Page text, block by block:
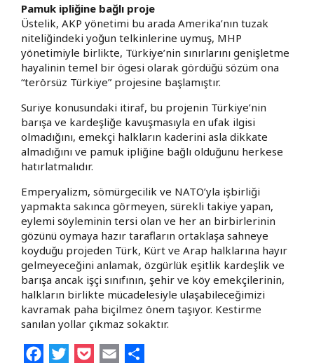
Pamuk ipliğine bağlı proje
Üstelik, AKP yönetimi bu arada Amerika’nın tuzak
niteliğindeki yoğun telkinlerine uymuş, MHP
yönetimiyle birlikte, Türkiye’nin sınırlarını genişletme
hayalinin temel bir ögesi olarak gördüğü sözüm ona
“terörsüz Türkiye” projesine başlamıştır.
Suriye konusundaki itiraf, bu projenin Türkiye’nin
barışa ve kardeşliğe kavuşmasıyla en ufak ilgisi
olmadığını, emekçi halkların kaderini asla dikkate
almadığını ve pamuk ipliğine bağlı olduğunu herkese
hatırlatmalıdır.
Emperyalizm, sömürgecilik ve NATO’yla işbirliği
yapmakta sakınca görmeyen, sürekli takiye yapan,
eylemi söyleminin tersi olan ve her an birbirlerinin
gözünü oymaya hazır tarafların ortaklaşa sahneye
koyduğu projeden Türk, Kürt ve Arap halklarına hayır
gelmeyeceğini anlamak, özgürlük eşitlik kardeşlik ve
barışa ancak işçi sınıfının, şehir ve köy emekçilerinin,
halkların birlikte mücadelesiyle ulaşabileceğimizi
kavramak paha biçilmez önem taşıyor. Kestirme
sanılan yollar çıkmaz sokaktır.
FacebookTwitterPocketEmail